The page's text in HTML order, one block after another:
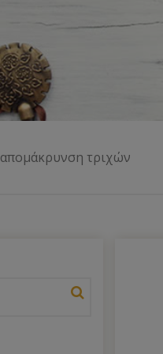
Χερούλια Τσάντας
Ιμάντες
Πλέγματα
απομάκρυνση τριχών